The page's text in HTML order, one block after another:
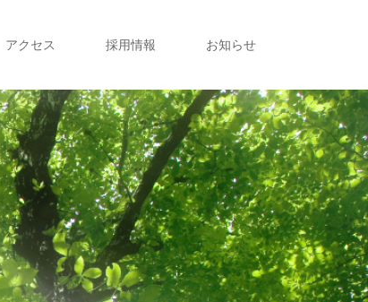
アクセス 採用情報 お知らせ